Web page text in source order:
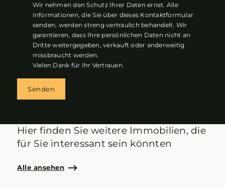
Wir nehmen den Schutz Ihrer Daten ernst. Alle
Informationen, die Sie über dieses Kontaktformular
senden, werden streng vertraulich behandelt. Wir
garantieren, dass Ihre persönlichen Daten nicht an
Dritte weitergegeben, verkauft oder anderweitig
missbraucht werden.
Vielen Dank für Ihr Vertrauen.
Senden
Hier finden Sie weitere Immobilien, die
für Sie interessant sein könnten
Alle ansehen